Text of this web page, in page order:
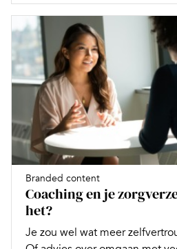
Branded content
Coaching en je
het?
Je zou wel wat meer